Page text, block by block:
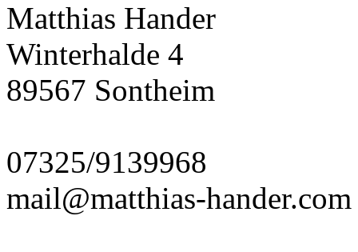
Matthias Hander
Winterhalde 4
89567 Sontheim
07325/9139968
mail@matthias-hander.com